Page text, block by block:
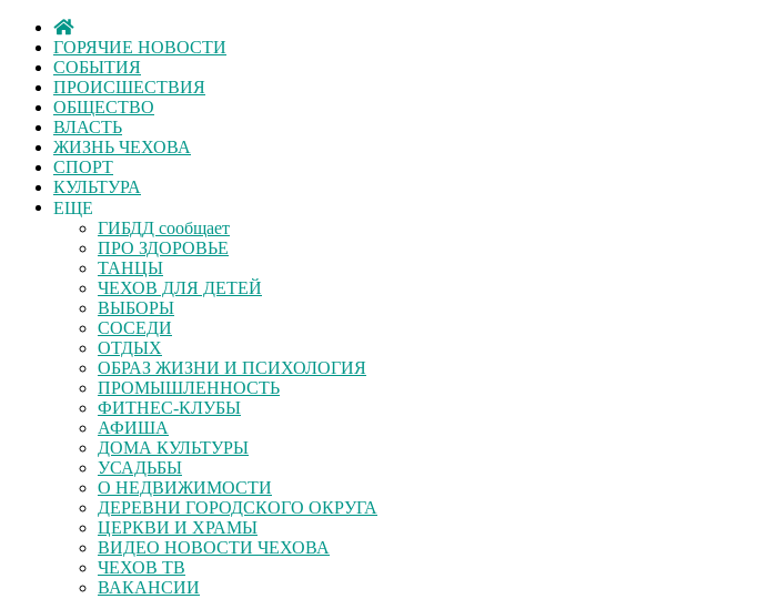
ГОРЯЧИЕ НОВОСТИ
СОБЫТИЯ
ПРОИСШЕСТВИЯ
ОБЩЕСТВО
ВЛАСТЬ
ЖИЗНЬ ЧЕХОВА
СПОРТ
КУЛЬТУРА
ЕЩЕ
ГИБДД сообщает
ПРО ЗДОРОВЬЕ
ТАНЦЫ
ЧЕХОВ ДЛЯ ДЕТЕЙ
ВЫБОРЫ
СОСЕДИ
ОТДЫХ
ОБРАЗ ЖИЗНИ И ПСИХОЛОГИЯ
ПРОМЫШЛЕННОСТЬ
ФИТНЕС-КЛУБЫ
АФИША
ДОМА КУЛЬТУРЫ
УСАДЬБЫ
О НЕДВИЖИМОСТИ
ДЕРЕВНИ ГОРОДСКОГО ОКРУГА
ЦЕРКВИ И ХРАМЫ
ВИДЕО НОВОСТИ ЧЕХОВА
ЧЕХОВ ТВ
ВАКАНСИИ